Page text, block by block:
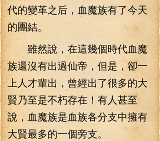
代的變革之后，血魔族有了今天
的團結。
雖然說，在這幾個時代血魔
族還沒有出過仙帝，但是，卻一
上人才輩出，曾經出了很多的大
賢乃至是不朽存在！有人甚至
說，血魔族是血族各分支中擁有
大賢最多的一個旁支。